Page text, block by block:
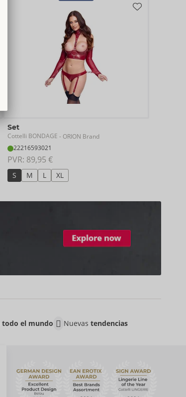
Set
Cottelli BONDAGE - ORION Brand
22216593021
PVR: 89,95 €
S M L XL
todo el mundo Nuevas tendencias